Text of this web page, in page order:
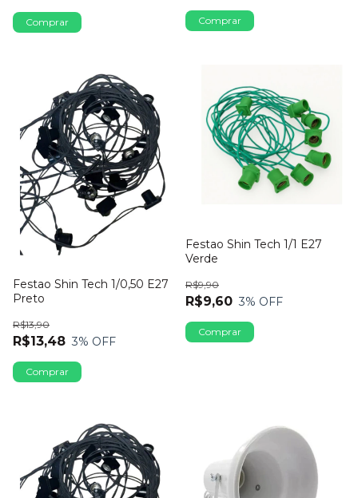
Festao Shin Tech 1/0,50 E27
Preto
R$13,48
R$13,90
3% OFF
Festao Shin Tech 1/1 E27
Verde
R$9,60
R$9,90
3% OFF